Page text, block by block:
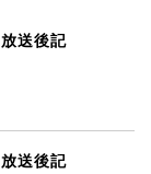
送後記
送後記